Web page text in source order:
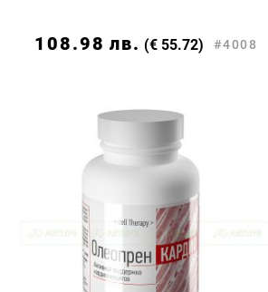
108.98 лв. (€ 55.72) #4008